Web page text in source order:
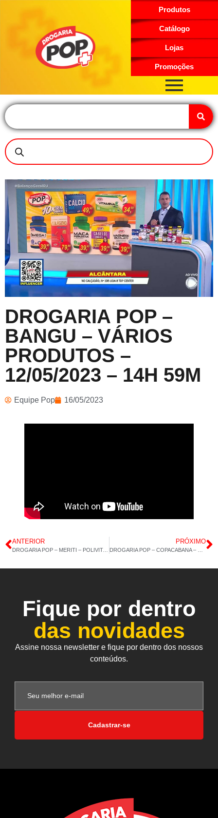
Produtos
Catálogo
Lojas
Promoções
DROGARIA POP –
BANGU – VÁRIOS
PRODUTOS –
12/05/2023 – 14H 59M
Equipe Pop 16/05/2023
ANTERIOR
DROGARIA POP – MERITI – POLIVITAMÍNICO A-Z – CÚRCUMA – 11/05/2023 – 15H 12M
PRÓXIMO
Fique por dentro
das novidades
Assine nossa newsletter e fique por dentro dos nossos
conteúdos.
Cadastrar-se